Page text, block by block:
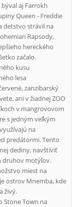
aj Farrokh
Queen - Freddie
detstvo strávil na
Rapsody,
hereckého
začalo.
kusu
lesa
zanzibarský
ani v žiadnej ZOO
v mangrovovom
s jedným veľkým
na
predátormi. Tento
dediny, navštíviť
druhov motýľov.
miest na
ostrov Mnemba, kde
živý.
Stone Town na